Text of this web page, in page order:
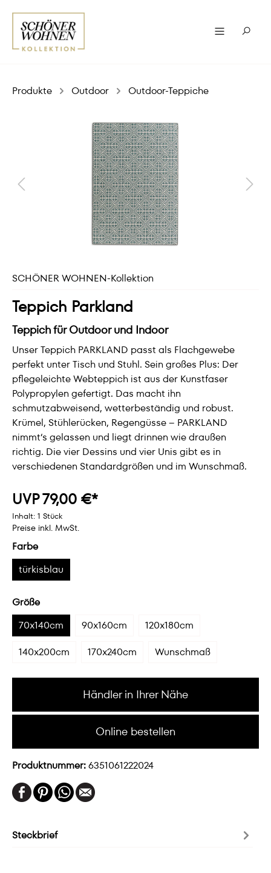
Produkte Outdoor Outdoor-Teppiche
SCHÖNER WOHNEN-Kollektion
Teppich Parkland
Teppich für Outdoor und Indoor
Unser Teppich PARKLAND passt als Flachgewebe
perfekt unter Tisch und Stuhl. Sein großes Plus: Der
pflegeleichte Webteppich ist aus der Kunstfaser
Polypropylen gefertigt. Das macht ihn
schmutzabweisend, wetterbeständig und robust.
Krümel, Stühlerücken, Regengüsse – PARKLAND
nimmt‘s gelassen und liegt drinnen wie draußen
richtig. Die vier Dessins und vier Unis gibt es in
verschiedenen Standardgrößen und im Wunschmaß.
UVP 79,00 €*
Inhalt: 1 Stück
Preise inkl. MwSt.
Farbe
türkisblau
Größe
70x140cm
90x160cm
120x180cm
140x200cm
170x240cm Wunschmaß
Händler in Ihrer Nähe
Online bestellen
Produktnummer:6351061222024
Steckbrief